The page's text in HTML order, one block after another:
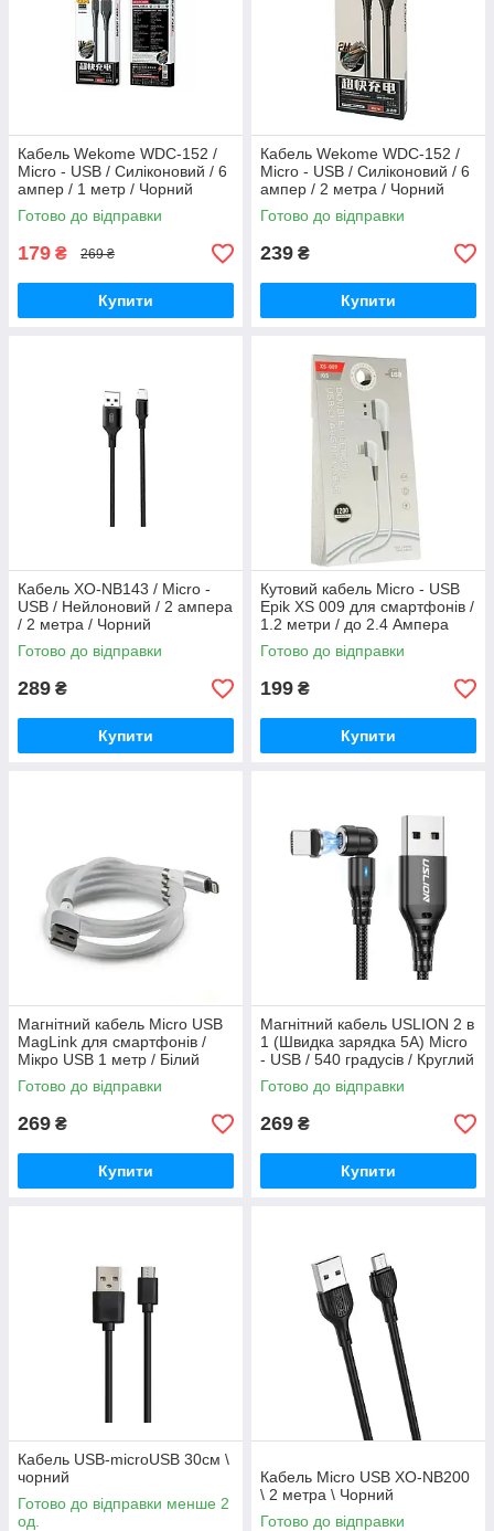
Кабель Wekome WDC-152 /
Micro - USB / Силіконовий / 6
ампер / 1 метр / Чорний
Готово до відправки
179 ₴ 269 ₴
Купити
Кабель Wekome WDC-152 /
Micro - USB / Силіконовий / 6
ампер / 2 метра / Чорний
Готово до відправки
239 ₴
Купити
Кабель XO-NB143 / Micro -
USB / Нейлоновий / 2 ампера
/ 2 метра / Чорний
Готово до відправки
289 ₴
Купити
Кутовий кабель Micro - USB
Epik XS 009 для смартфонів /
1.2 метри / до 2.4 Ампера
Готово до відправки
199 ₴
Купити
Магнітний кабель Micro USB
MagLink для смартфонів /
Мікро USB 1 метр / Білий
Готово до відправки
269 ₴
Купити
Магнітний кабель USLION 2 в
1 (Швидка зарядка 5A) Micro
- USB / 540 градусів / Круглий
/ 100 см / Чорний
Готово до відправки
269 ₴
Купити
Кабель USB-microUSB 30см \
чорний
Готово до відправки менше 2
од.
Кабель Micro USB XO-NB200
\ 2 метра \ Чорний
Готово до відправки